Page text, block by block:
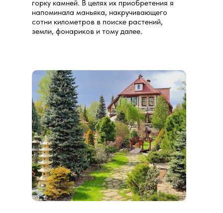
горку камней. В целях их приобретения я
напоминала маньяка, накручивающего
сотни километров в поиске растений,
земли, фонариков и тому далее.